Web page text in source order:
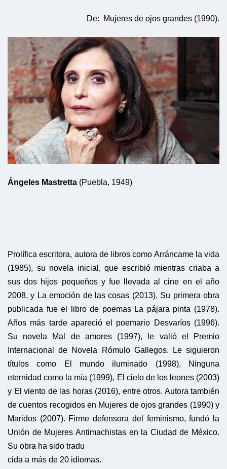
De: Mujeres de ojos grandes (1990).
Ángeles Mastretta (Puebla, 1949)
Prolífica escritora, autora de libros como Arráncame la vida
(1985), su novela inicial, que escribió mientras criaba a
sus dos hijos pequeños y fue llevada al cine en el año
2008, y La emoción de las cosas (2013). Su primera obra
publicada fue el libro de poemas La pájara pinta (1978).
Años más tarde apareció el poemario Desvaríos (1996).
Su novela Mal de amores (1997), le valió el Premio
Internacional de Novela Rómulo Gallegos. Le siguieron
títulos como El mundo iluminado (1998), Ninguna
eternidad como la mía (1999), El cielo de los leones (2003)
y El viento de las horas (2016), entre otros. Autora también
de cuentos recogidos en Mujeres de ojos grandes (1990) y
Maridos (2007). Firme defensora del feminismo, fundó la
Unión de Mujeres Antimachistas en la Ciudad de México.
Su obra ha sido tradu
cida a más de 20 idiomas.